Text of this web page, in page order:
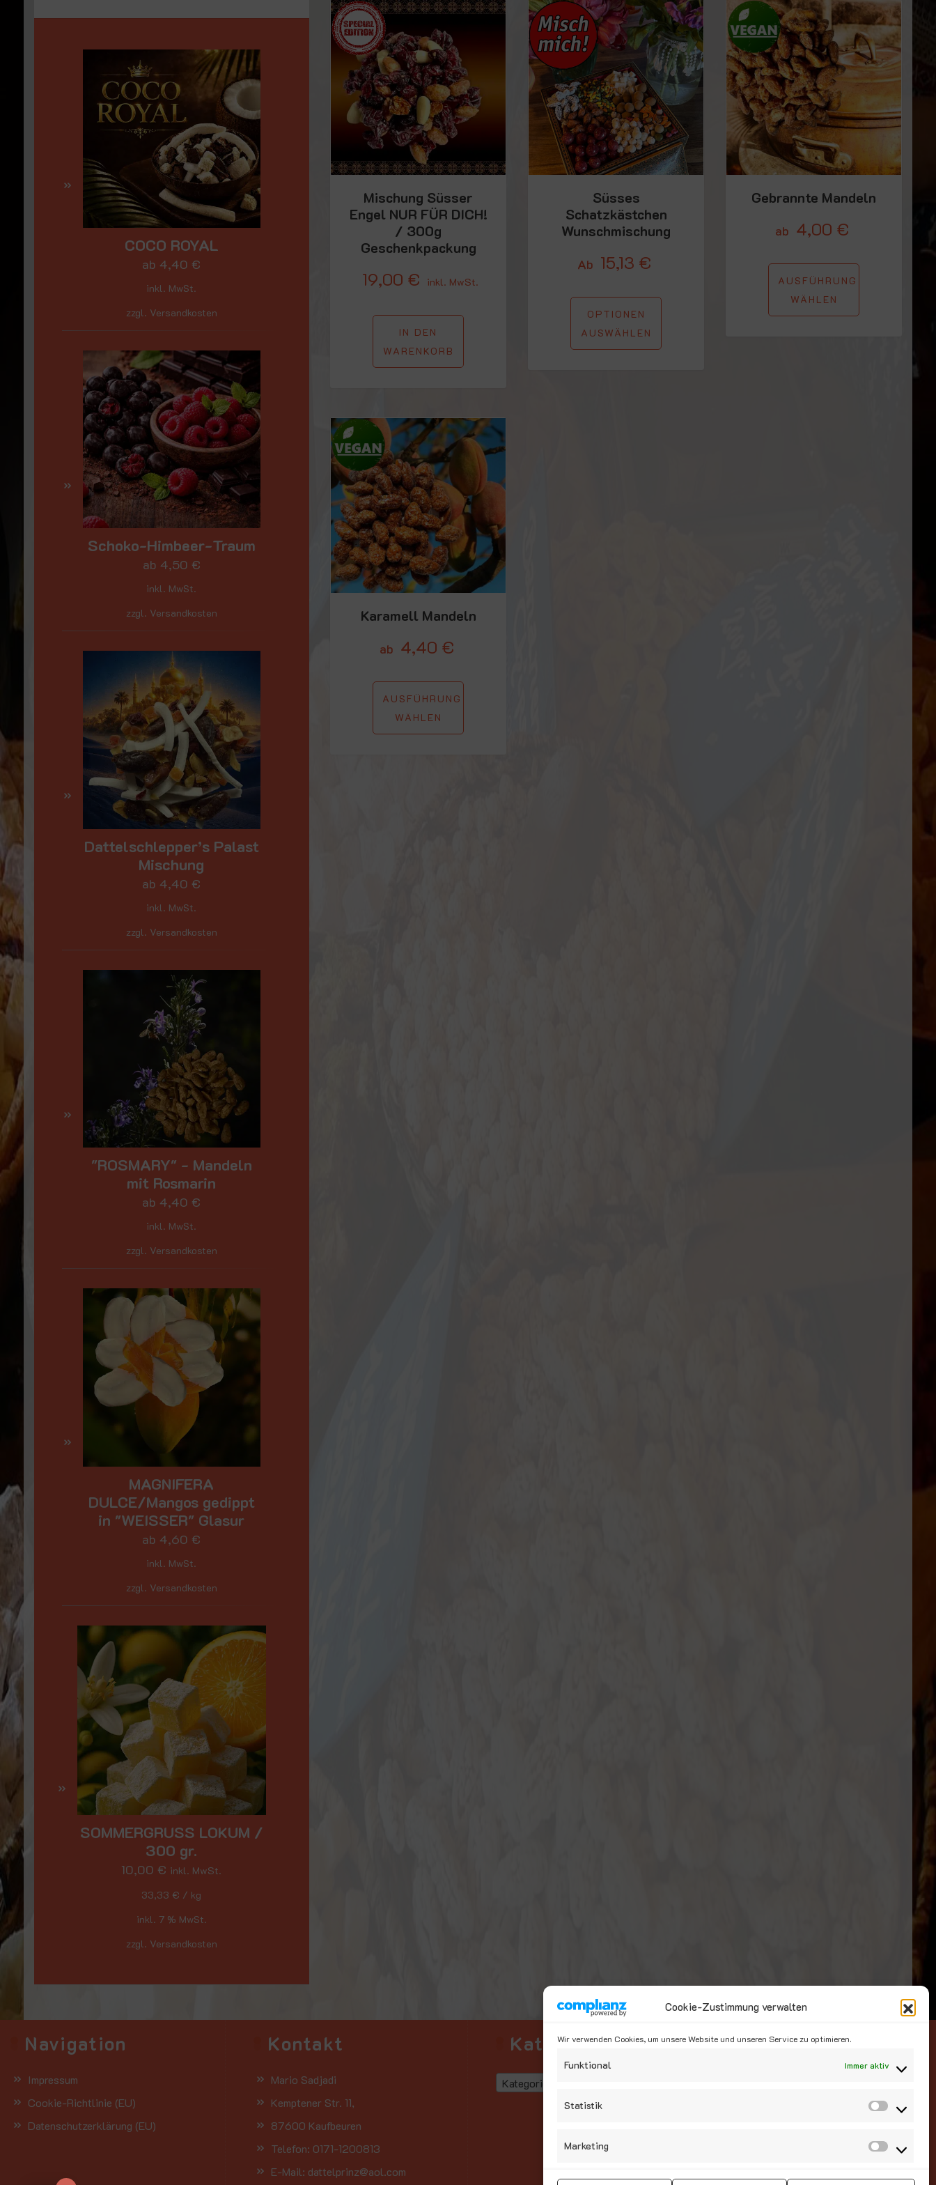
Cookie-Zustimmung verwalten
Wir verwenden Cookies, um unsere Website und unseren Service zu optimieren.
Funktional Immer aktiv
Statistik
Marketing
Mischung Süsser
Engel NUR FÜR DICH!
/ 300g
Geschenkpackung
19,00 € inkl. MwSt.
IN DEN
WARENKORB
Süsses
Schatzkästchen
Wunschmischung
Ab 15,13 €
OPTIONEN
AUSWÄHLEN
Gebrannte Mandeln
ab 4,00 €
AUSFÜHRUNG
WÄHLEN
Karamell Mandeln
ab 4,40 €
AUSFÜHRUNG
WÄHLEN
COCO ROYAL
ab 4,40 €
inkl. MwSt.
zzgl. Versandkosten
Schoko-Himbeer-Traum
ab 4,50 €
inkl. MwSt.
zzgl. Versandkosten
Dattelschlepper’s Palast
Mischung
ab 4,40 €
inkl. MwSt.
zzgl. Versandkosten
"ROSMARY" - Mandeln
mit Rosmarin
ab 4,40 €
inkl. MwSt.
zzgl. Versandkosten
MAGNIFERA
DULCE/Mangos gedippt
in "WEISSER" Glasur
ab 4,60 €
inkl. MwSt.
zzgl. Versandkosten
SOMMERGRUSS LOKUM /
300 gr.
10,00 € inkl. MwSt.
33,33 € / kg
inkl. 7 % MwSt.
zzgl. Versandkosten
Navigation
Impressum
Cookie-Richtlinie (EU)
Datenschutzerklärung (EU)
Kontakt
Mario Sadjadi
Kemptener Str. 11,
87600 Kaufbeuren
Telefon: 0171-1200813
E-Mail: dattelprinz@aol.com
Kategorien
Kategorie auswählen
Social Media